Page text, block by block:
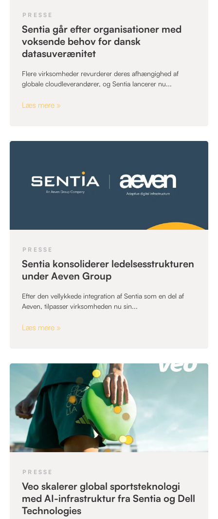
PRESSE
Sentia går efter organisationer med
voksende behov for dansk
datasuverænitet
Flere virksomheder revurderer deres afhængighed af
globale cloudleverandører, og Sentia lancerer nu...
Læs mere »
PRESSE
Sentia konsoliderer ledelsesstrukturen
under Aeven Group
Efter den vellykkede integration af Sentia som en del af
Aeven, tilpasser virksomheden nu sin...
Læs mere »
PRESSE
Veo skalerer global sportsteknologi
med AI-infrastruktur fra Sentia og Dell
Technologies